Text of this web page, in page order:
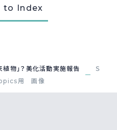
to Index
植物」？美化活動実施報告
Ｓ
用 画像